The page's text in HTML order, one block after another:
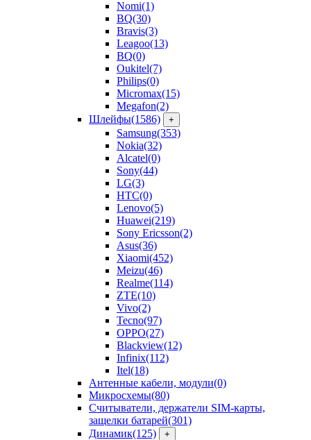
Nomi(1)
BQ(30)
Bravis(3)
Leagoo(13)
BQ(0)
Oukitel(7)
Philips(0)
Micromax(15)
Megafon(2)
Шлейфы(1586) +
Samsung(353)
Nokia(32)
Alcatel(0)
Sony(44)
LG(3)
HTC(0)
Lenovo(5)
Huawei(219)
Sony Ericsson(2)
Asus(36)
Xiaomi(452)
Meizu(46)
Realme(114)
ZTE(10)
Vivo(2)
Tecno(97)
OPPO(27)
Blackview(12)
Infinix(112)
Itel(18)
Антенные кабели, модули(0)
Микросхемы(80)
Считыватели, держатели SIM-карты,
защелки батарей(301)
Динамик(125) +